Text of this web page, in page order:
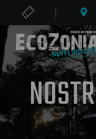
CA
ENTRADES